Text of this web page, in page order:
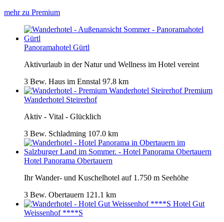
mehr zu Premium
Panoramahotel Gürtl
Aktivurlaub in der Natur und Wellness im Hotel vereint
3 Bew. Haus im Ennstal 97.8 km
Premium
Wanderhotel Steirerhof
Aktiv - Vital - Glücklich
3 Bew. Schladming 107.0 km
Hotel Panorama Obertauern
Ihr Wander- und Kuschelhotel auf 1.750 m Seehöhe
3 Bew. Obertauern 121.1 km
Hotel Gut
Weissenhof ****S